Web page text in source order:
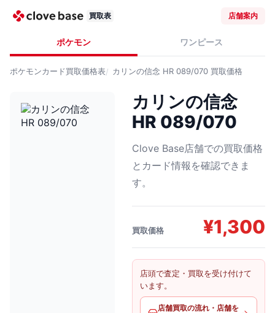
買取表 店舗案内
ポケモン ワンピース
ポケモンカード買取価格表 カリンの信念 HR 089/070 買取価格
カリンの信念
HR 089/070
Clove Base店舗での買取価格
とカード情報を確認できま
す。
買取価格 ¥1,300
店頭で査定・買取を受け付けて
います。
店舗買取の流れ・店舗を